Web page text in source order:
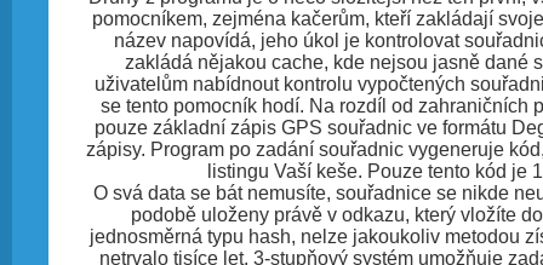
pomocníkem, zejména kačerům, kteří zakládají
název napovídá, jeho úkol je kontrolovat
zakládá nějakou cache, kde nejsou jasně dané
uživatelům nabídnout kontrolu vypočtených
se tento pomocník hodí. Na rozdíl od zahraničních
pouze základní zápis GPS souřadnic ve formátu
zápisy. Program po zadání souřadnic vygeneruje
listingu Vaší keše. Pouze tento kód je
O svá data se bát nemusíte, souřadnice se nikde
podobě uloženy právě v odkazu, který vložíte
jednosměrná typu hash, nelze jakoukoliv metodou
netrvalo tisíce let. 3-stupňový systém umožňuje